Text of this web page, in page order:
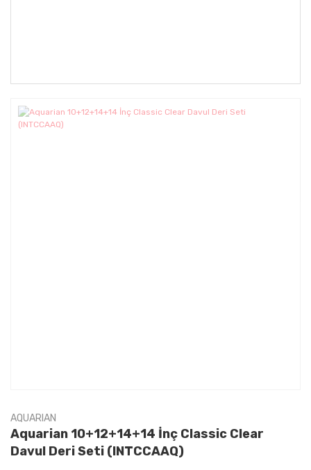
AQUARIAN
Aquarian 10+12+14+14 İnç Classic Clear
Davul Deri Seti (INTCCAAQ)